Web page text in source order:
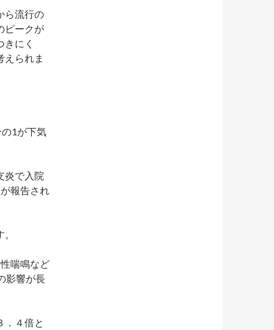
ら流行の
ピークが
にく
えられま
1が下気
炎で入院
報告され
喘鳴など
影響が長
．４倍と